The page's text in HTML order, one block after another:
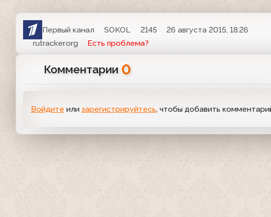
Первый канал SOKOL 2145
26 августа 2015, 18:26
rutracker.org
Есть проблема?
Комментарии 0
Войдите или зарегистрируйтесь, чтобы добавить